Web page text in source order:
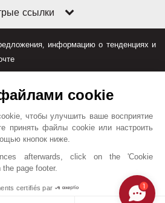
ссылки
информацию о тенденциях и
План сайта
cookie
чтобы улучшить ваше восприятие
принять файлы cookie или настроить
кнопок ниже.
afterwards, click on the 'Cookie
page footer.
certifiés par 1